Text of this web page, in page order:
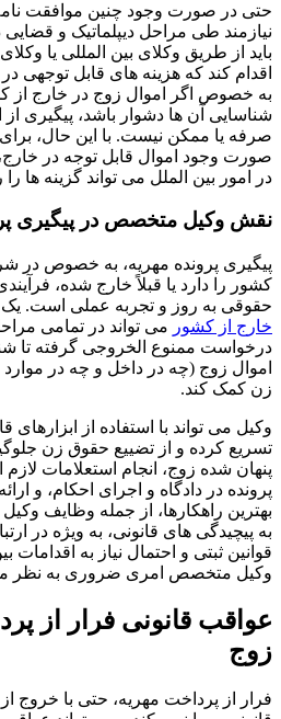
حتی در صورت وجود چنین موافقت نامه
نیازمند طی مراحل دیپلماتیک و
باید از طریق وکلای بین المللی یا
اقدام کند که هزینه های قابل توجهی
به خصوص اگر اموال زوج در خارج از
شناسایی آن ها دشوار باشد، پیگیری
صرفه یا ممکن نیست. با این حال،
صورت وجود اموال قابل توجه در
در امور بین الملل می تواند گزینه ها
نقش وکیل متخصص در پیگیری
پیگیری پرونده مهریه، به خصوص در
کشور را دارد یا قبلاً خارج شده،
حقوقی به روز و تجربه عملی است.
خارج از کشور می تواند در تمامی
درخواست ممنوع الخروجی گرفته تا
اموال زوج (چه در داخل و چه در
زن کمک کند.
وکیل می تواند با استفاده از ابزارهای
تسریع کرده و از تضییع حقوق زن
پنهان شده زوج، انجام استعلامات
پرونده در دادگاه و اجرای احکام، و
بهترین راهکارها، از جمله وظایف
به پیچیدگی های قانونی، به ویژه در
قوانین ثبتی و احتمال نیاز به
وکیل متخصص امری ضروری به نظر
عواقب قانونی فرار از
زوج
فرار از پرداخت مهریه، حتی با خروج